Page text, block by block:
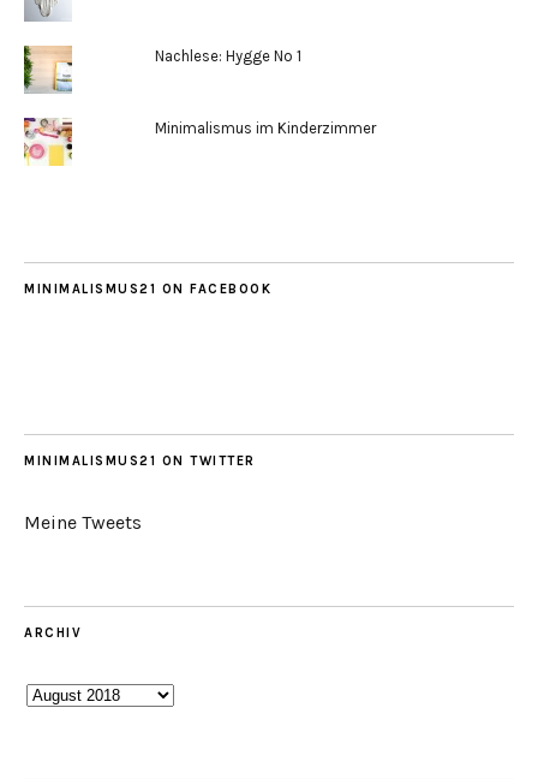
Nachlese: Hygge No 1
Minimalismus im Kinderzimmer
MINIMALISMUS21 ON FACEBOOK
MINIMALISMUS21 ON TWITTER
Meine Tweets
ARCHIV
Archiv